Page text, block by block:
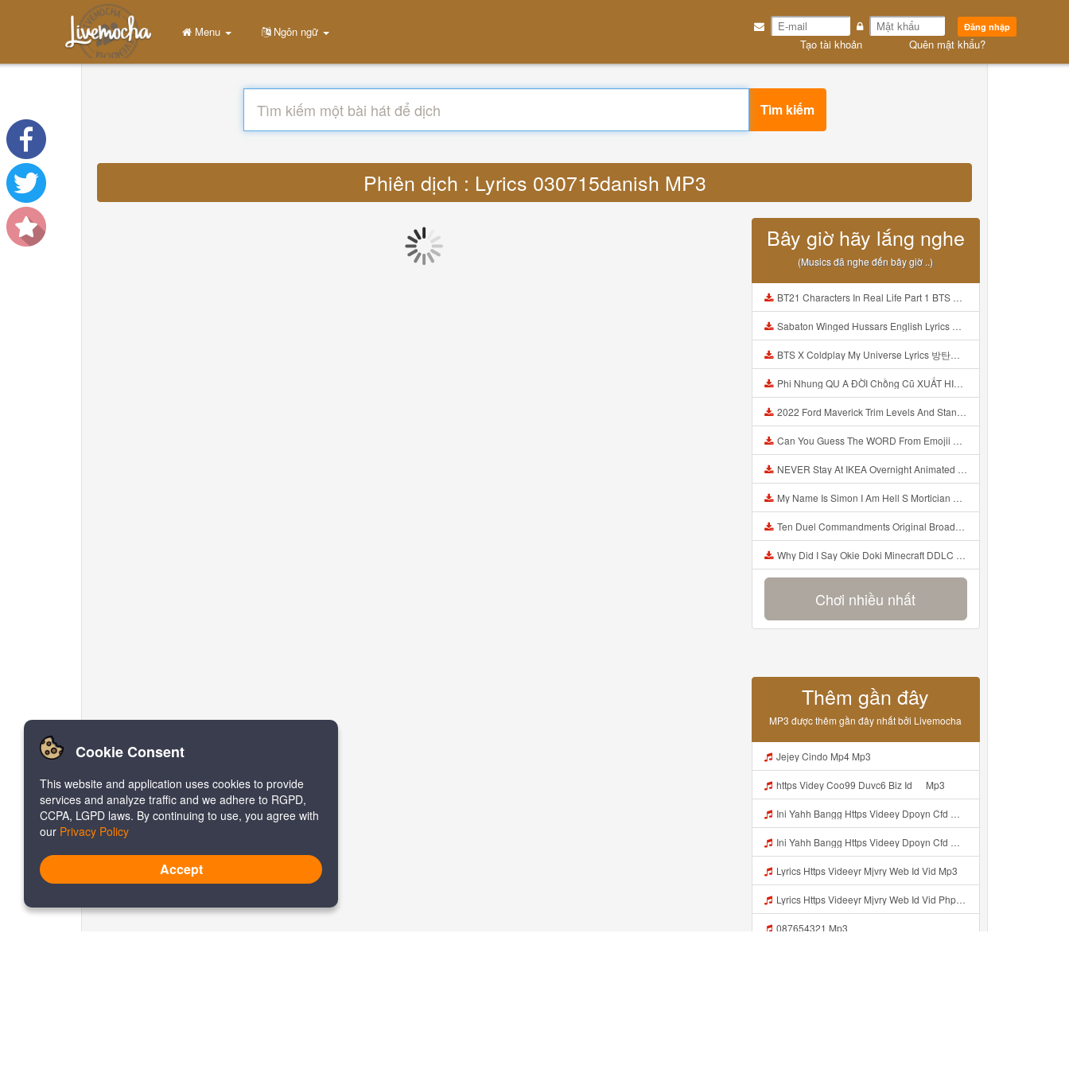
Đăng nhập
Tạo tài khoản Quên mật khẩu?
Menu Ngôn ngữ
Tìm kiếm
Phiên dịch : Lyrics 030715danish MP3
Bây giờ hãy lắng nghe
(Musics đã nghe đến bây giờ ..)
BT21 Characters In Real Life Part 1 BTS AND BT21 방탄소년단 BT21 BT21아가들은 아빠조아 따라쟁이들 BTS Vs BT21 Mp3
Sabaton Winged Hussars English Lyrics Mp3
BTS X Coldplay My Universe Lyrics 방탄소년단 콜드플레이 My Universe 가사 Color Coded Lyrics Han Rom Eng Mp3
Phi Nhung QU A ĐỜI Chồng Cũ XUẤT HIỆN Khóc Hối Hận Vì Làm Điều KHỦNG KHIẾP Với Cô Mp3
2022 Ford Maverick Trim Levels And Standard Features Explained Mp3
Can You Guess The WORD From Emojii COMPOUND WORD EMOJII CHALLENGE 90 PEOPLE FAIL Guess Mp3
NEVER Stay At IKEA Overnight Animated SCP 3008 Horror Story Mp3
My Name Is Simon I Am Hell S Mortician And I Am Going To Kill God Creepypasta Mp3
Ten Duel Commandments Original Broadway Cast Of Hamilton Lyrics Mp3
Why Did I Say Okie Doki Minecraft DDLC Animated Music Video Song By The Stupendium Mp3
Chơi nhiều nhất
Thêm gần đây
MP3 được thêm gần đây nhất bởi Livemocha
Jejey Cindo Mp4 Mp3
ᅟᅟᅟᅟᅟᅟᅟᅟᅟᅟᅟᅟᅟᅟᅟᅟᅟᅟᅟᅟᅟᅟᅟᅟᅟᅟᅟᅟᅟᅟᅟᅟhttps Videy Coo99 Duvc6 Biz Id ᅠ Mp3
Ini Yahh Bangg Https Videey Dpoyn Cfd ᅠ ᅠ ᅠ ᅠ ᅠ ᅠ ᅠ ᅠ ᅠ ᅠ ᅠ ᅠ ᅠ ᅠ ᅠ ᅠ ᅠ ᅠ ᅠ ᅠ ᅠ ᅠ ᅠ ᅠ ᅠ ᅠ ᅠ ᅠ ᅠ ᅠ ᅠ ᅠ ᅠ ᅠ ᅠ ᅠ ᅠ ᅠ ᅠ ᅠ ᅠ ᅠ ᅠ ᅠ ᅠ ᅠ ᅠ ᅠ ᅠ ᅠ ᅠ ᅠ ᅠ Mp3
Ini Yahh Bangg Https Videey Dpoyn Cfd ᅠ ᅠ ᅠ ᅠ ᅠ ᅠ ᅠ ᅠ ᅠ ᅠ ᅠ ᅠ ᅠ ᅠ ᅠ ᅠ ᅠ ᅠ ᅠ ᅠ ᅠ ᅠ ᅠ ᅠ ᅠ ᅠ ᅠ ᅠ ᅠ ᅠ ᅠ ᅠ ᅠ ᅠ ᅠ ᅠ ᅠ ᅠ ᅠ ᅠ ᅠ ᅠ ᅠ ᅠ ᅠ ᅠ ᅠ ᅠ ᅠ ᅠ ᅠ ᅠ ᅠ Mp3
Lyrics Https Videeyr Mjvry Web Id Vid Mp3
Lyrics Https Videeyr Mjvry Web Id Vid Php MP3 Mp3
087654321 Mp3
Cookie Consent
This website and application uses cookies to provide
services and analyze traffic and we adhere to RGPD,
CCPA, LGPD laws. By continuing to use, you agree with
our Privacy Policy
Accept